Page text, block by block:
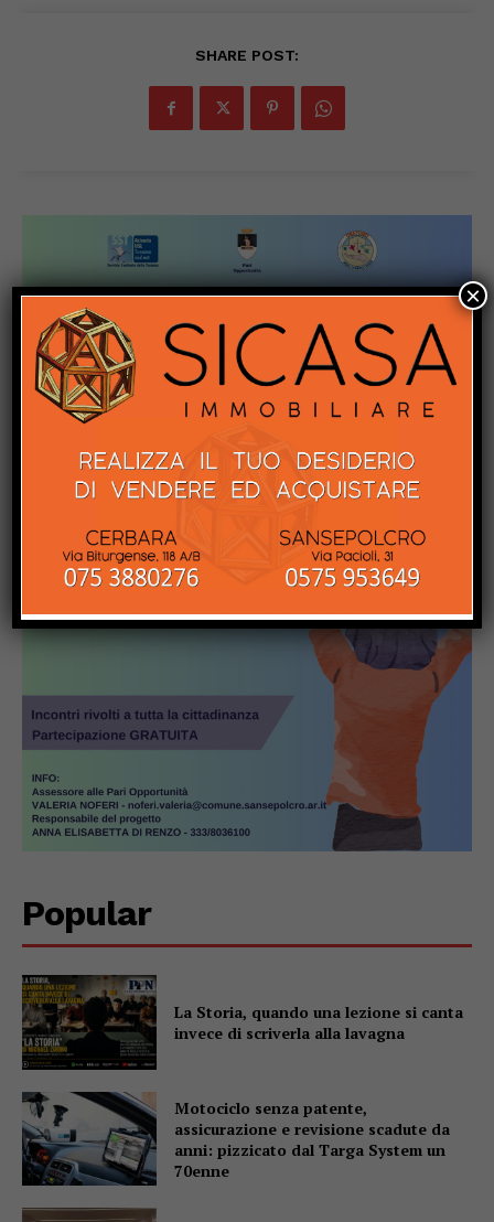
SHARE POST:
Popular
La Storia, quando una lezione si canta
invece di scriverla alla lavagna
Motociclo senza patente,
assicurazione e revisione scadute da
anni: pizzicato dal Targa System un
70enne
×